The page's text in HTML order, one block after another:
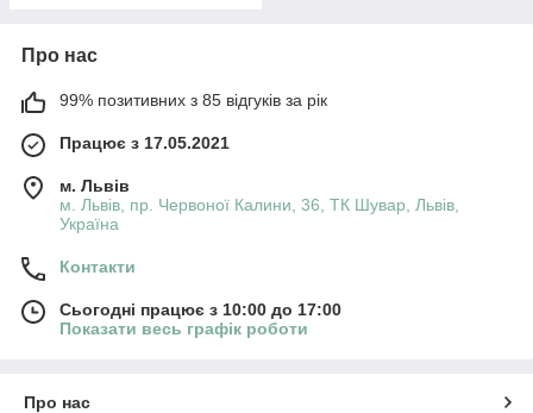
Про нас
99% позитивних з 85 відгуків за рік
Працює з 17.05.2021
м. Львів
м. Львів, пр. Червоної Калини, 36, ТК Шувар, Львів,
Україна
Контакти
Сьогодні працює з 10:00 до 17:00
Показати весь графік роботи
Про нас